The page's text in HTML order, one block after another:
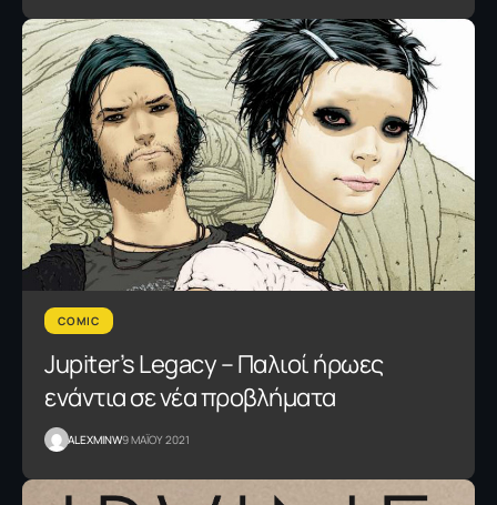
COMIC
Jupiter’s Legacy – Παλιοί ήρωες
ενάντια σε νέα προβλήματα
ALEXMINW9 ΜΑΪΟΥ 2021